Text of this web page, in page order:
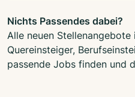
Nichts Passendes dabei?
Alle neuen
Quereinsteiger,
passende Jobs finden und